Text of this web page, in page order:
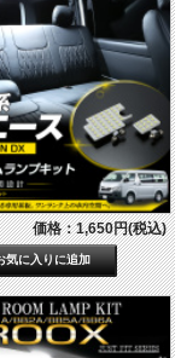
価格：1,650円(税込)